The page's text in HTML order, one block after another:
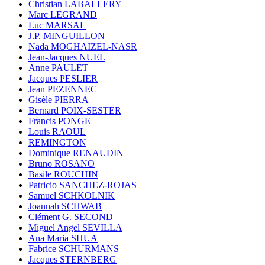
Christian LABALLERY
Marc LEGRAND
Luc MARSAL
J.P. MINGUILLON
Nada MOGHAIZEL-NASR
Jean-Jacques NUEL
Anne PAULET
Jacques PESLIER
Jean PEZENNEC
Gisèle PIERRA
Bernard POIX-SESTER
Francis PONGE
Louis RAOUL
REMINGTON
Dominique RENAUDIN
Bruno ROSANO
Basile ROUCHIN
Patricio SANCHEZ-ROJAS
Samuel SCHKOLNIK
Joannah SCHWAB
Clément G. SECOND
Miguel Angel SEVILLA
Ana Maria SHUA
Fabrice SCHURMANS
Jacques STERNBERG